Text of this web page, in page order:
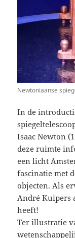
Newtoniaanse
In de
Isaac Newton
deze ruimte
een licht
fascinatie met
objecten. Als
André Kuipers
heeft!
Ter illustratie